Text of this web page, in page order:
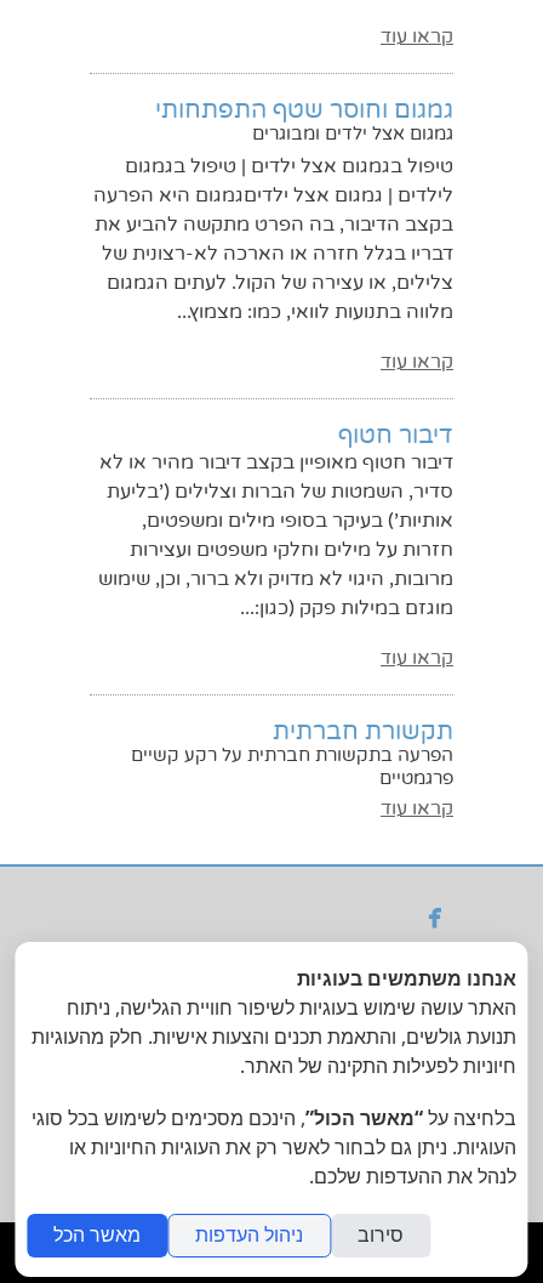
קראו עוד
גמגום וחוסר שטף התפתחותי
גמגום אצל ילדים ומבוגרים
טיפול בגמגום אצל ילדים | טיפול בגמגום
לילדים | גמגום אצל ילדיםגמגום היא הפרעה
בקצב הדיבור, בה הפרט מתקשה להביע את
דבריו בגלל חזרה או הארכה לא-רצונית של
צלילים, או עצירה של הקול. לעתים הגמגום
מלווה בתנועות לוואי, כמו: מצמוץ...
קראו עוד
דיבור חטוף
דיבור חטוף מאופיין בקצב דיבור מהיר או לא
סדיר, השמטות של הברות וצלילים ('בליעת
אותיות') בעיקר בסופי מילים ומשפטים,
חזרות על מילים וחלקי משפטים ועצירות
מרובות, היגוי לא מדויק ולא ברור, וכן, שימוש
מוגזם במילות פקק (כגון:...
קראו עוד
תקשורת חברתית
הפרעה בתקשורת חברתית על רקע קשיים
פרגמטיים
קראו עוד

ניתן לקבל החזר
מקופות החולים | הסדר
עם ביטוח בי וול
כתובת: שכונת המדע, רחובות
תמר לבין-שרון - עיצוב ואיור
אנחנו משתמשים בעוגיות
האתר עושה שימוש בעוגיות לשיפור חוויית הגלישה, ניתוח
תנועת גולשים, והתאמת תכנים והצעות אישיות. חלק מהעוגיות
חיוניות לפעילות התקינה של האתר.
בלחיצה על“מאשר הכול”, הינכם מסכימים לשימוש בכל סוגי
העוגיות. ניתן גם לבחור לאשר רק את העוגיות החיוניות או
לנהל את ההעדפות שלכם.
סירוב ניהול העדפות מאשר הכל